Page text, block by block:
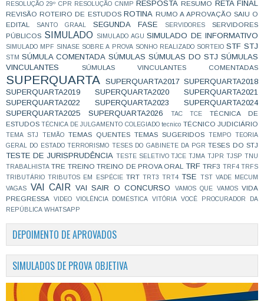
RESOLUÇÃO 29º CPR
RESOLUÇÃO CNMP RESPOSTA RESUMO RETA FINAL
REVISÃO ROTEIRO DE ESTUDOS ROTINA RUMO A APROVAÇÃO SAIU O
EDITAL
SANTO GRAAL SEGUNDA FASE SERVIDORES
SERVIDORES
PÚBLICOS SIMULADO SIMULADO AGU SIMULADO DE INFORMATIVO
SIMULADO MPF SINASE SOBRE A PROVA SONHO REALIZADO SORTEIO STF STJ
STM SÚMULA COMENTADA SÚMULAS SÚMULAS DO STJ SÚMULAS
VINCULANTES
SÚMULAS VINCULANTES COMENTADAS
SUPERQUARTA SUPERQUARTA2017 SUPERQUARTA2018
SUPERQUARTA2019
SUPERQUARTA2020
SUPERQUARTA2021
SUPERQUARTA2022
SUPERQUARTA2023
SUPERQUARTA2024
SUPERQUARTA2025
SUPERQUARTA2026 TAC TCE
TÉCNICA DE
ESTUDOS TÉCNICA DE JULGAMENTO COLEGIADO tecnico TÉCNICO JUDICIÁRIO
TEMA STJ TEMÃO TEMAS QUENTES TEMAS SUGERIDOS TEMPO
TEORIA
GERAL DO ESTADO TERRORISMO TESES DO GABINETE DA PGR TESES DO STJ
TESTE DE JURISPRUDÊNCIA TESTE SELETIVO TJCE TJMA TJPR TJSP TNU
TRABALHISTA TRE TREINO TREINO DE PROVA ORAL TRF TRF3 TRF4 TRFS
TRIBUTÁRIO TRIBUTOS EM ESPÉCIE TRT TRT3 TRT4 TSE TST VADE MECUM
VAGAS
VAI CAIR VAI SAIR O CONCURSO VAMOS QUE VAMOS VIDA
PREGRESSA
VIDEO VIOLÊNCIA DOMÉSTICA VITÓRIA
VOCÊ PROCURADOR DA
REPÚBLICA WHATSAPP
DEPOIMENTO DE APROVADOS
SIMULADOS DE PROVA OBJETIVA